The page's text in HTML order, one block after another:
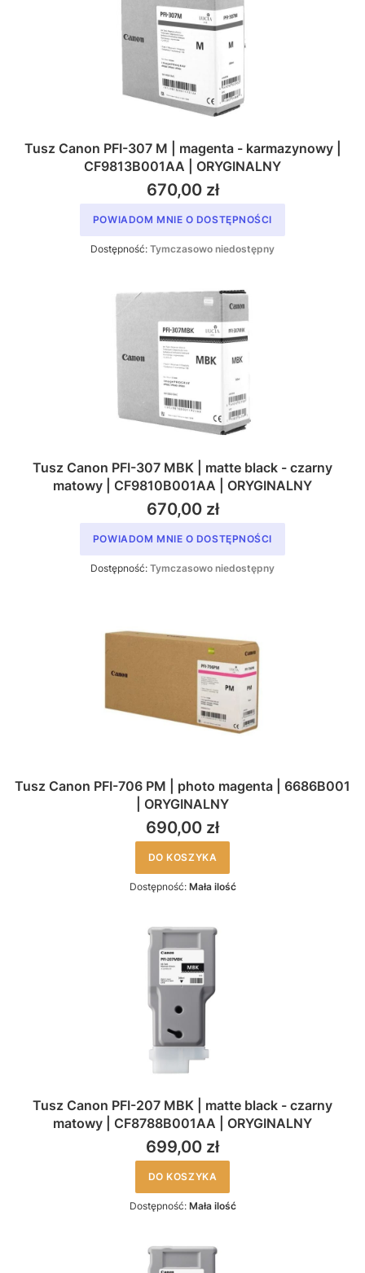
Tusz Canon PFI-307 M | magenta - karmazynowy |
CF9813B001AA | ORYGINALNY
670,00 zł
POWIADOM MNIE O DOSTĘPNOŚCI
Dostępność: Tymczasowo niedostępny
Tusz Canon PFI-307 MBK | matte black - czarny
matowy | CF9810B001AA | ORYGINALNY
670,00 zł
POWIADOM MNIE O DOSTĘPNOŚCI
Dostępność: Tymczasowo niedostępny
Tusz Canon PFI-706 PM | photo magenta | 6686B001
| ORYGINALNY
690,00 zł
DO KOSZYKA
Dostępność: Mała ilość
Tusz Canon PFI-207 MBK | matte black - czarny
matowy | CF8788B001AA | ORYGINALNY
699,00 zł
DO KOSZYKA
Dostępność: Mała ilość